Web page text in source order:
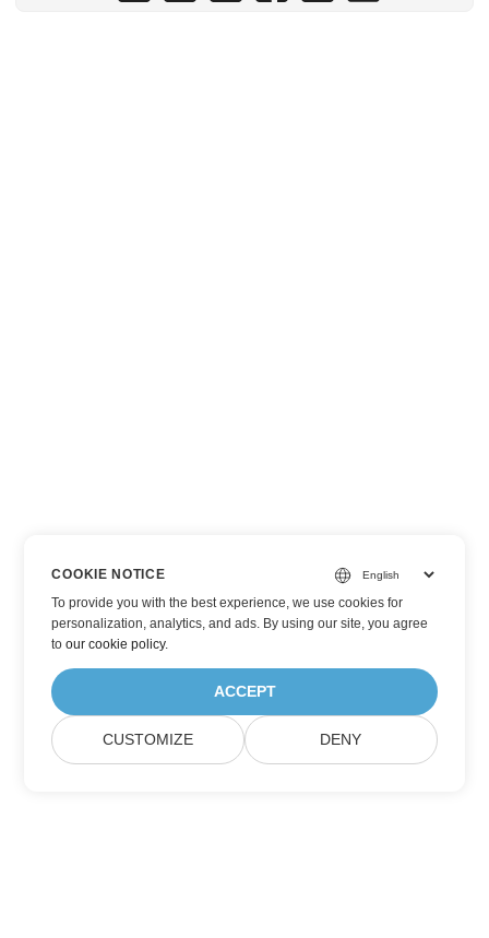
COOKIE NOTICE
To provide you with the best experience, we use cookies for
personalization, analytics, and ads. By using our site, you agree
toour cookie policy.
ACCEPT
CUSTOMIZE DENY